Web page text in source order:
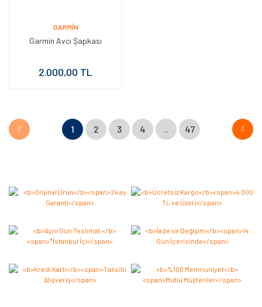
GARMIN
Garmin Avcı Şapkası
2.000,00 TL
1 2 3 4 .. 47